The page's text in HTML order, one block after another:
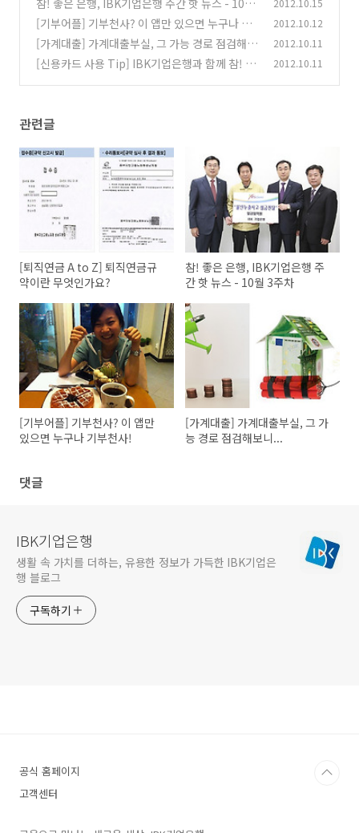
(0)
참! 좋은 은행, IBK기업은행 주간 핫 뉴스 - 10월
3주차 (0)
2012.10.15
[기부어플] 기부천사? 이 앱만 있으면 누구나 기
부천사!
(12)
2012.10.12
[가계대출] 가계대출부실, 그 가능 경로 점검해보
니...
(1)
2012.10.11
[신용카드 사용 Tip] IBK기업은행과 함께 참! 똑
2012.10.11
관련글
[퇴직연금 A to Z] 퇴직연금규
약이란 무엇인가요?
참! 좋은 은행, IBK기업은행 주
간 핫 뉴스 - 10월 3주차
[기부어플] 기부천사? 이 앱만
있으면 누구나 기부천사!
[가계대출] 가계대출부실, 그 가
능 경로 점검해보니...
댓글
IBK기업은행
생활 속 가치를 더하는, 유용한 정보가 가득한 IBK기업은
행 블로그
구독하기
공식 홈페이지
고객센터